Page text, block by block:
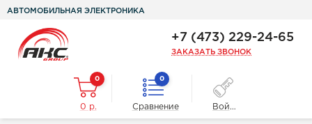
АВТОМОБИЛЬНАЯ ЭЛЕКТРОНИКА
+7 (473) 229-24-65
ЗАКАЗАТЬ ЗВОНОК
0
0 р.
0
Сравнение Войти